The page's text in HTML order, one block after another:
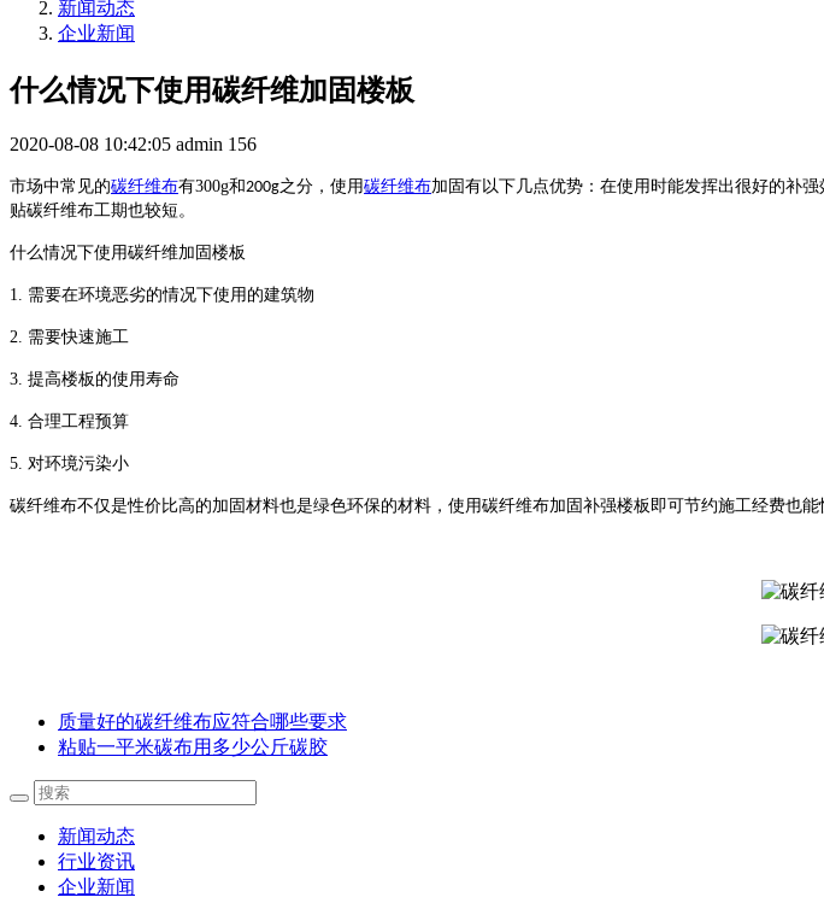
新闻动态
企业新闻
什么情况下使用碳纤维加固楼板
2020-08-08 10:42:05 admin 156
市场中常见的碳纤维布有300g和200g之分，使用碳纤维布加固有以下几点优势：在使用时能发挥出很好的补
贴碳纤维布工期也较短。
什么情况下使用碳纤维加固楼板
1. 需要在环境恶劣的情况下使用的建筑物
2. 需要快速施工
3. 提高楼板的使用寿命
4. 合理工程预算
5. 对环境污染小
碳纤维布不仅是性价比高的加固材料也是绿色环保的材料，使用碳纤维布加固补强楼板即可节约施工经费也能
质量好的碳纤维布应符合哪些要求
粘贴一平米碳布用多少公斤碳胶
新闻动态
行业资讯
企业新闻